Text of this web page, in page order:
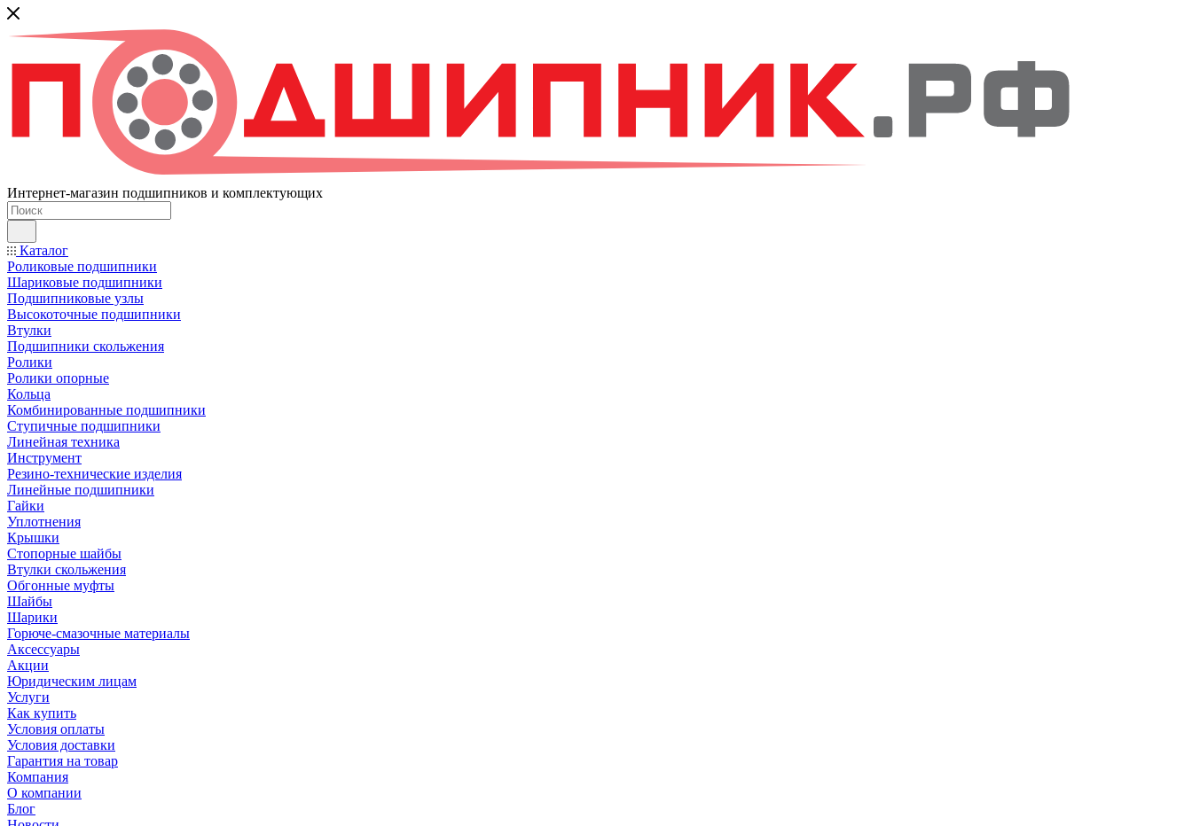
Интернет-магазин подшипников и комплектующих
Каталог
Роликовые подшипники
Шариковые подшипники
Подшипниковые узлы
Высокоточные подшипники
Втулки
Подшипники скольжения
Ролики
Ролики опорные
Кольца
Комбинированные подшипники
Ступичные подшипники
Линейная техника
Инструмент
Резино-технические изделия
Линейные подшипники
Гайки
Уплотнения
Крышки
Стопорные шайбы
Втулки скольжения
Обгонные муфты
Шайбы
Шарики
Горюче-смазочные материалы
Аксессуары
Акции
Юридическим лицам
Услуги
Как купить
Условия оплаты
Условия доставки
Гарантия на товар
Компания
О компании
Блог